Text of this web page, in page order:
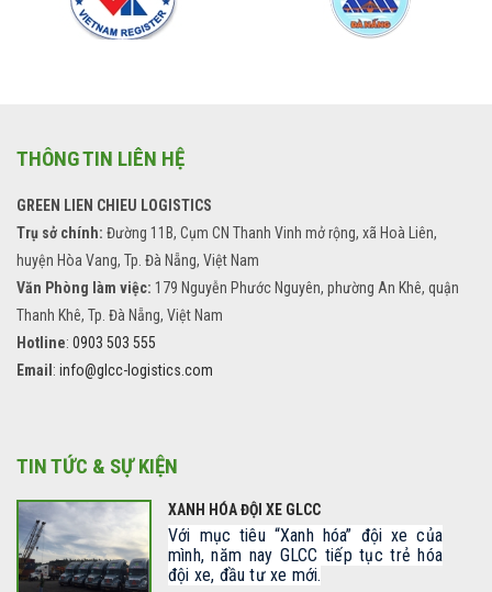
THÔNG TIN LIÊN HỆ
GREEN LIEN CHIEU LOGISTICS
Trụ sở chính: Đường 11B, Cụm CN Thanh Vinh mở rộng, xã Hoà Liên,
huyện Hòa Vang, Tp. Đà Nẵng, Việt Nam
Văn Phòng làm việc: 179 Nguyễn Phước Nguyên, phường An Khê, quận
Thanh Khê, Tp. Đà Nẵng, Việt Nam
Hotline: 0903 503 555
Email : info@glcc-logistics.com
TIN TỨC & SỰ KIỆN
XANH HÓA ĐỘI XE GLCC
Với mục tiêu “Xanh hóa” đội xe của
mình, năm nay GLCC tiếp tục trẻ hóa
đội xe, đầu tư xe mới.